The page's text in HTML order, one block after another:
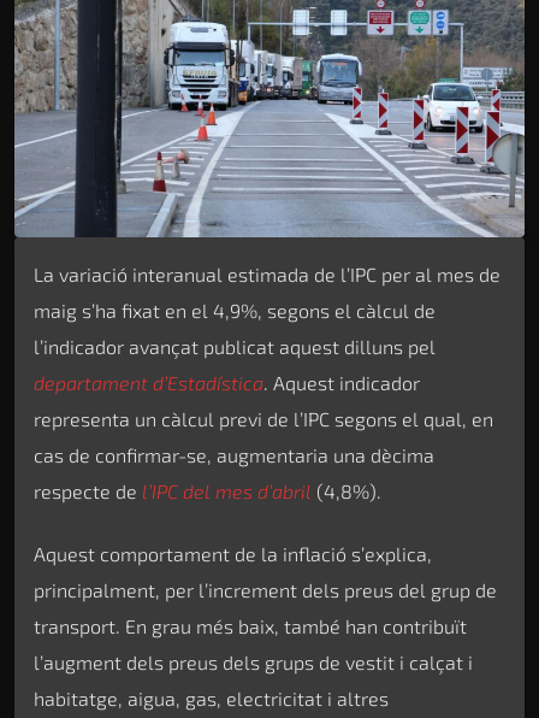
La variació interanual estimada de l’IPC per al mes de
maig s’ha fixat en el 4,9%, segons el càlcul de
l’indicador avançat publicat aquest dilluns pel
departament d’Estadística . Aquest indicador
representa un càlcul previ de l’IPC segons el qual, en
cas de confirmar-se, augmentaria una dècima
respecte de l’IPC del mes d’abril (4,8%).
Aquest comportament de la inflació s’explica,
principalment, per l’increment dels preus del grup de
transport. En grau més baix, també han contribuït
l’augment dels preus dels grups de vestit i calçat i
habitatge, aigua, gas, electricitat i altres